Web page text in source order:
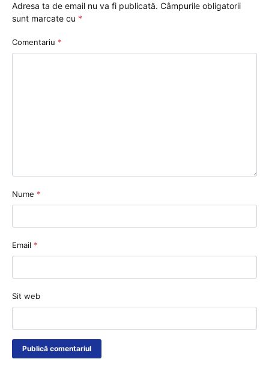
Adresa ta de email nu va fi publicată. Câmpurile obligatorii
sunt marcate cu *
Comentariu *
Nume *
Email *
Sit web